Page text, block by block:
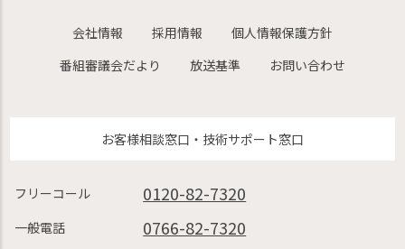
会社情報 採用情報
個人情報保護方針
番組審議会だより
放送基準 お問い合わせ
お客様相談窓口・技術サポート窓口
フリーコール 0120-82-7320
一般電話 0766-82-7320